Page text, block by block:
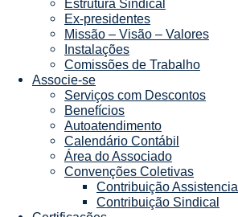
Estrutura Sindical
Ex-presidentes
Missão – Visão – Valores
Instalações
Comissões de Trabalho
Associe-se
Serviços com Descontos
Benefícios
Autoatendimento
Calendário Contábil
Área do Associado
Convenções Coletivas
Contribuição
Contribuição Sindical